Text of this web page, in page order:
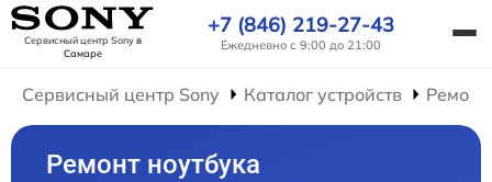
Сервисный центр Sonyв
Самаре
+7 (846) 219-27-43
Ежедневно с 9:00 до 21:00
Сервисный центр Sony Каталог устройств
Ремонт ноутбука